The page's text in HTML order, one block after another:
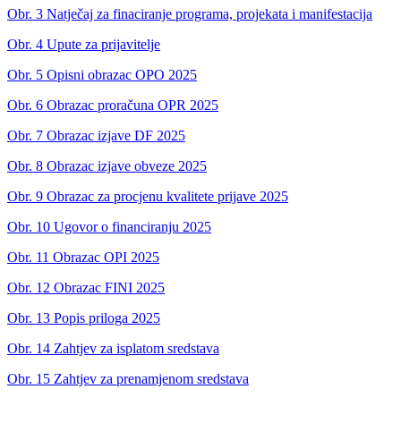
Obr. 3 Natječaj za finaciranje programa, projekata i manifestacija
Obr. 4 Upute za prijavitelje
Obr. 5 Opisni obrazac OPO 2025
Obr. 6 Obrazac proračuna OPR 2025
Obr. 7 Obrazac izjave DF 2025
Obr. 8 Obrazac izjave obveze 2025
Obr. 9 Obrazac za procjenu kvalitete prijave 2025
Obr. 10 Ugovor o financiranju 2025
Obr. 11 Obrazac OPI 2025
Obr. 12 Obrazac FINI 2025
Obr. 13 Popis priloga 2025
Obr. 14 Zahtjev za isplatom sredstava
Obr. 15 Zahtjev za prenamjenom sredstava